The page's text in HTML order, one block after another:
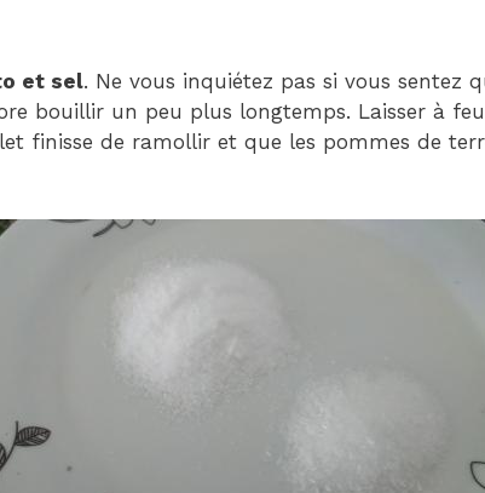
et sel. Ne vous inquiétez pas si vous sentez
bouillir un peu plus longtemps. Laisser à
finisse de ramollir et que les pommes de